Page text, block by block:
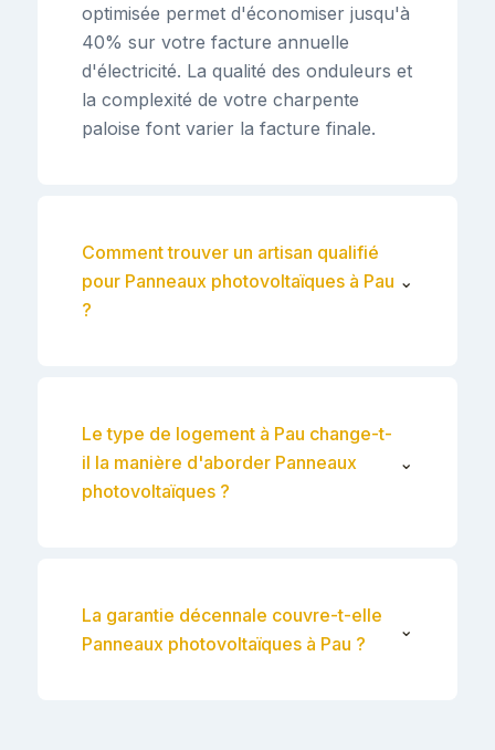
optimisée permet d'économiser jusqu'à
40% sur votre facture annuelle
d'électricité. La qualité des onduleurs et
la complexité de votre charpente
paloise font varier la facture finale.
Comment trouver un artisan qualifié
pour Panneaux photovoltaïques à Pau
?
⌄
Le type de logement à Pau change-t-
il la manière d'aborder Panneaux
photovoltaïques ?
⌄
La garantie décennale couvre-t-elle
Panneaux photovoltaïques à Pau ?
⌄